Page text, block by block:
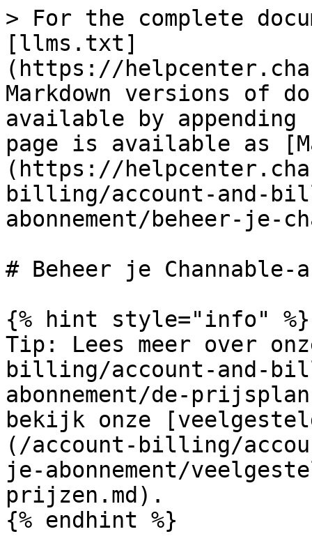
> For the complete
[llms.txt]
(https://
Markdown versions of
available by
page is available as
(https://
billing/account-and-
abonnement/beheer-je-
# Beheer je Channable-
{% hint style="info" %}
Tip: Lees meer over
billing/account-and-
abonnement/de-
bekijk onze
(/account-billing/
je-abonnement/
prijzen.md).
{% endhint %}